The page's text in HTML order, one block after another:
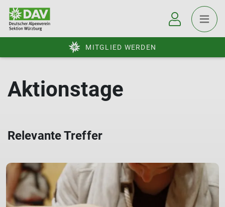
MITGLIED WERDEN
Aktionstage
Relevante Treffer